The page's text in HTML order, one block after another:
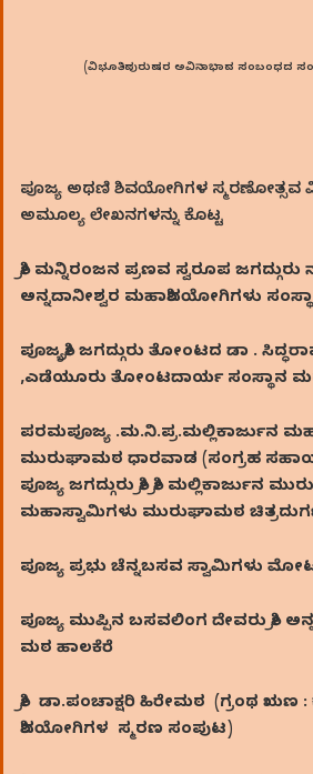
(ವಿಭೂತಿಪುರುಷರ ಅವಿನಾಭಾವ ಸಂಬಂಧದ
ಪೂಜ್ಯ ಅಥಣಿ ಶಿವಯೋಗಿಗಳ ಸ್ಮರಣೋತ್ಸವ
ಅಮೂಲ್ಯ ಲೇಖನಗಳನ್ನು ಕೊಟ್ಟ
ಶ್ರೀ ಮನ್ನಿರಂಜನ ಪ್ರಣವ ಸ್ವರೂಪ
ಅನ್ನದಾನೀಶ್ವರ ಮಹಾಶಿವಯೋಗಿಗಳು
ಪೂಜ್ಯಶ್ರೀ ಜಗದ್ಗುರು ತೋಂಟದ ಡಾ .
,ಎಡೆಯೂರು ತೋಂಟದಾರ್ಯ ಸಂಸ್ಥಾನ
ಪರಮಪೂಜ್ಯ .ಮ.ನಿ.ಪ್ರ.ಮಲ್ಲಿಕಾರ್ಜುನ
ಮುರುಘಾಮಠ ಧಾರವಾಡ (ಸಂಗ್ರಹ
ಪೂಜ್ಯ ಜಗದ್ಗುರು ಶ್ರೀ ಶ್ರೀ ಮಲ್ಲಿಕಾರ್ಜುನ
ಮಹಾಸ್ವಾಮಿಗಳು ಮುರುಘಾಮಠ
ಪೂಜ್ಯ ಪ್ರಭು ಚೆನ್ನಬಸವ ಸ್ವಾಮಿಗಳು
ಪೂಜ್ಯ ಮುಪ್ಪಿನ ಬಸವಲಿಂಗ ದೇವರು ಶ್ರೀ
ಮಠ ಹಾಲಕೆರೆ
ಶ್ರೀ ಡಾ.ಪಂಚಾಕ್ಷರಿ ಹಿರೇಮಠ (ಗ್ರಂಥ ಋಣ :
ಶಿವಯೋಗಿಗಳ ಸ್ಮರಣ ಸಂಪುಟ)